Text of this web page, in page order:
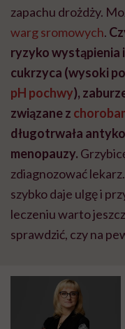
zapachu drożdży.
warg sromowych.
ryzyko wystąpienia
cukrzyca (wysoki
pH pochwy),
związane z
długotrwała
menopauzy.
zdiagnozować
szybko daje ulgę i
leczeniu warto
sprawdzić, czy na